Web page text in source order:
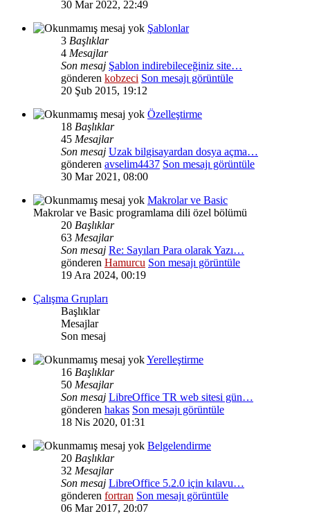
30 Mar 2022, 22:49
Şablonlar
3 Başlıklar
4 Mesajlar
Son mesaj Şablon indirebileceğiniz site…
gönderen kobzeci Son mesajı görüntüle
20 Şub 2015, 19:12
Özelleştirme
18 Başlıklar
45 Mesajlar
Son mesaj Uzak bilgisayardan dosya açma…
gönderen avselim4437 Son mesajı görüntüle
30 Mar 2021, 08:00
Makrolar ve Basic
Makrolar ve Basic programlama dili özel bölümü
20 Başlıklar
63 Mesajlar
Son mesaj Re: Sayıları Para olarak Yazı…
gönderen Hamurcu Son mesajı görüntüle
19 Ara 2024, 00:19
Çalışma Grupları
Başlıklar
Mesajlar
Son mesaj
Yerelleştirme
16 Başlıklar
50 Mesajlar
Son mesaj LibreOffice TR web sitesi gün…
gönderen hakas Son mesajı görüntüle
18 Nis 2020, 01:31
Belgelendirme
20 Başlıklar
32 Mesajlar
Son mesaj LibreOffice 5.2.0 için kılavu…
gönderen fortran Son mesajı görüntüle
06 Mar 2017, 20:07